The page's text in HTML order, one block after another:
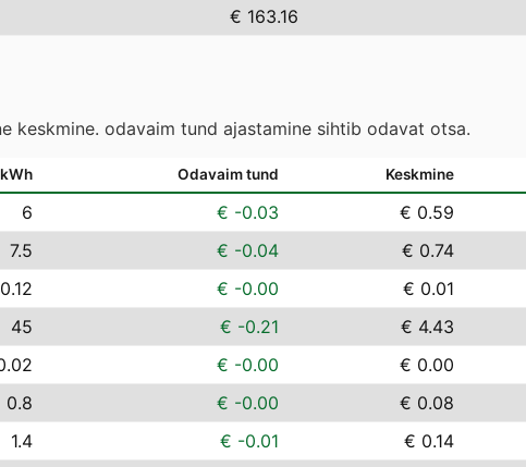
€ 163.16
keskmine. odavaim tund ajastamine sihtib odavat otsa.
kWh Odavaim tund Keskmine
6 € -0.03 € 0.59
7.5 € -0.04 € 0.74
0.12 € -0.00 € 0.01
45 € -0.21 € 4.43
€ -0.00 € 0.00
0.8 € -0.00 € 0.08
1.4 € -0.01 € 0.14